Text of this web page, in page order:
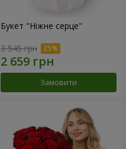
Букет "Ніжне серце"
3 545 грн
Замовити